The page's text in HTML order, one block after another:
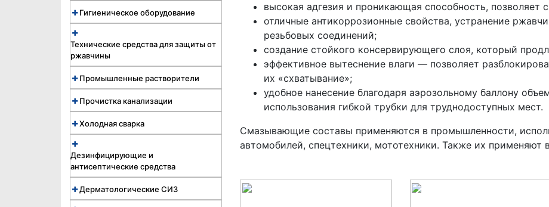
Гигиеническое оборудование
Технические средства для защиты от
ржавчины
Промышленные растворители
Прочистка канализации
Холодная сварка
Дезинфицирующие и
антисептические средства
Дерматологические СИЗ
высокая адгезия и проникающая способность,
отличные антикоррозионные свойства, устранение
резьбовых соединений;
создание стойкого консервирующего слоя, который
эффективное вытеснение влаги — позволяет
их «схватывание»;
удобное нанесение благодаря аэрозольному баллону
использования гибкой трубки для труднодоступных мест.
Смазывающие составы применяются в промышленности,
автомобилей, спецтехники, мототехники. Также их применяют